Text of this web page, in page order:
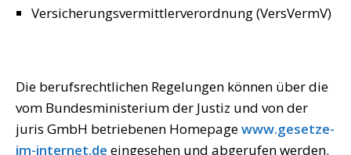
Versicherungsvermittlerverordnung (VersVermV)
Die berufsrechtlichen Regelungen können über die
vom Bundesministerium der Justiz und von der
juris GmbH betriebenen Homepagewww.gesetze-
im-internet.de eingesehen und abgerufen werden.